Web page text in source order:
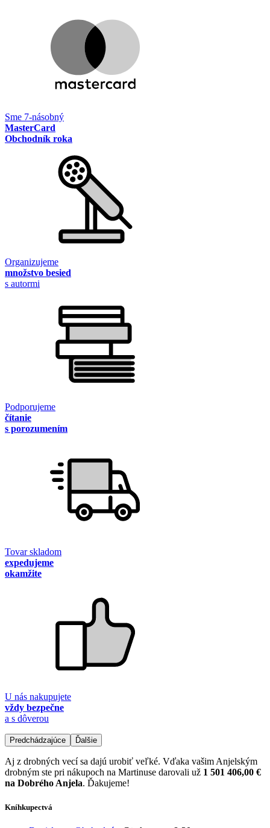
Sme 7-násobný
MasterCard
Obchodník roka
Organizujeme
množstvo besied
s autormi
Podporujeme
čítanie
s porozumením
Tovar skladom
expedujeme
okamžite
U nás nakupujete
vždy bezpečne
a s dôverou
Predchádzajúce Ďalšie
Aj z drobných vecí sa dajú urobiť veľké. Vďaka vašim Anjelským
drobným ste pri nákupoch na Martinuse darovali už 1 501 406,00 €
na Dobrého Anjela. Ďakujeme!
Kníhkupectvá